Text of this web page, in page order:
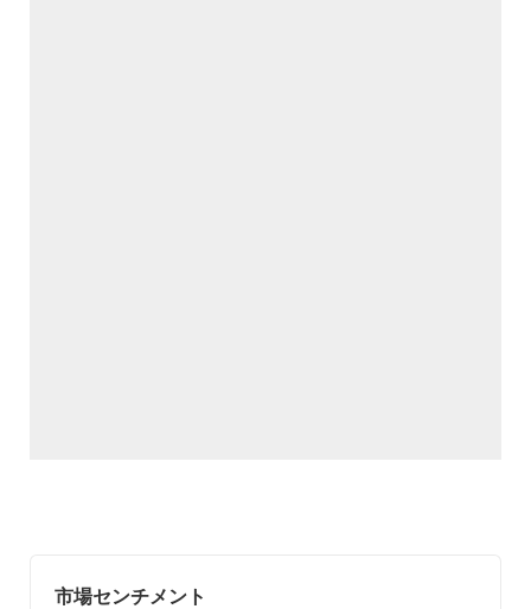
市場センチメント